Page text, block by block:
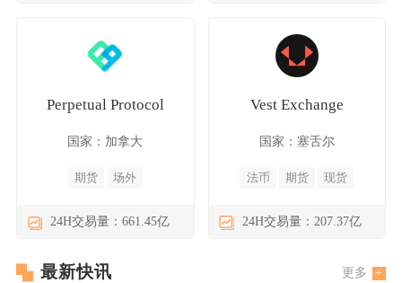
Perpetual Protocol
国家：加拿大
期货 场外
24H交易量：661.45亿
Vest Exchange
国家：塞舌尔
法币 期货 现货
24H交易量：207.37亿
最新快讯 更多